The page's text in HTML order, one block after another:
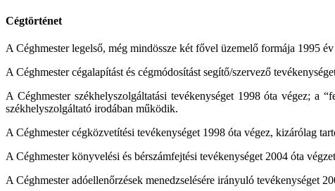
Cégtörténet
A Céghmester legelső, még mindössze két fővel üzemelő formája 1995
A Céghmester cégalapítást és cégmódosítást segítő/szervező
A Céghmester székhelyszolgáltatási tevékenységet 1998 óta végez; a
székhelyszolgáltató irodában működik.
A Céghmester cégközvetítési tevékenységet 1998 óta végez, kizárólag
A Céghmester könyvelési és bérszámfejtési tevékenységet 2004 óta
A Céghmester adóellenőrzések menedzselésére irányuló tevékenységet